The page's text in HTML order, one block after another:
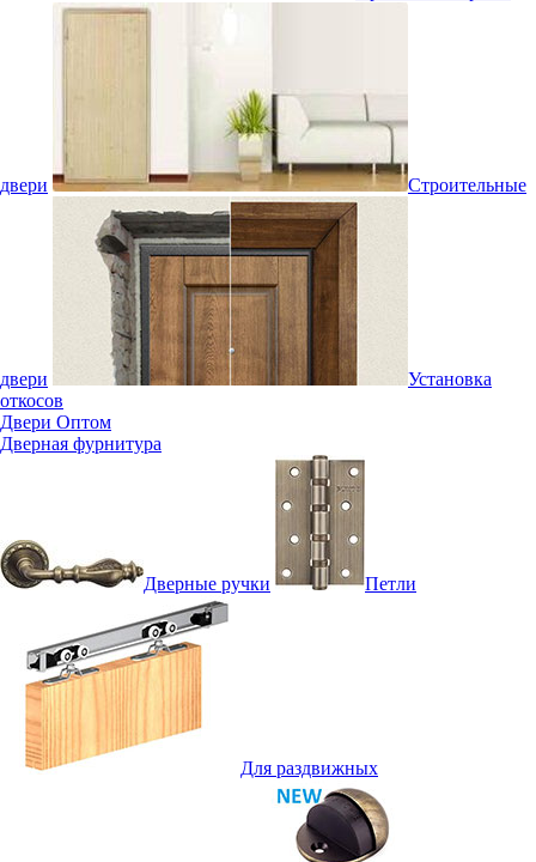
двери Строительные
двери
Установка
откосов
Двери Оптом
Дверная фурнитура
Дверные ручки Петли
Для раздвижных